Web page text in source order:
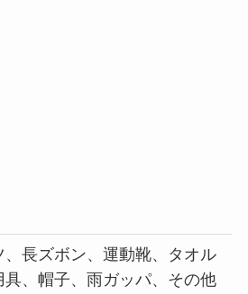
、長ズボン、運動靴、タオル
具、帽子、雨ガッパ、その他